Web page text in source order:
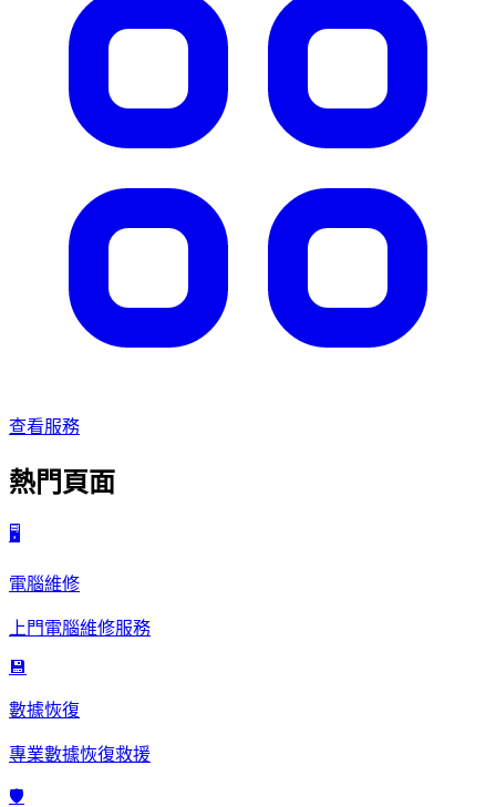
查看服務
熱門頁面
🖥️
電腦維修
上門電腦維修服務
💾
數據恢復
專業數據恢復救援
🛡️